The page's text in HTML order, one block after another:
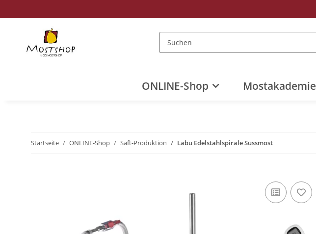
ONLINE-Shop Mostakademie
Startseite ONLINE-Shop Saft-Produktion Labu Edelstahlspirale Süssmost